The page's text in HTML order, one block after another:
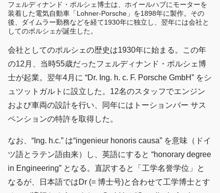
フェルディナンド・ポルシェ博士は、ホイールハブにモーターを
装着した電気自動車「Lohner-Porsche」を1898年に製作。その
後、ダイムラー勤務などを経て1930年に独立し、翌年には会社と
してのポルシェが誕生した。
会社としてのポルシェの歴史は1930年に始まる。この年
の12月、当時55歳だったフェルディナンド・ポルシェ博
士が起業。翌年4月に “Dr. Ing. h. c. F. Porsche GmbH” をシ
ュツットガルトに設立した。12名のスタッフでエンジン
および車両の設計を行い、同年にはトーションバー サス
ペンションの特許を取得した。
なお、“Ing. h.c.” は“ingenieur honoris causa” を意味（ドイ
ツ語とラテン語由来）し、英語にすると “honorary degree
in Engineering” となる。直訳すると「工学名誉学位」と
なるが、日本語ではDr (= 博士号)と合わせて工学博士とす